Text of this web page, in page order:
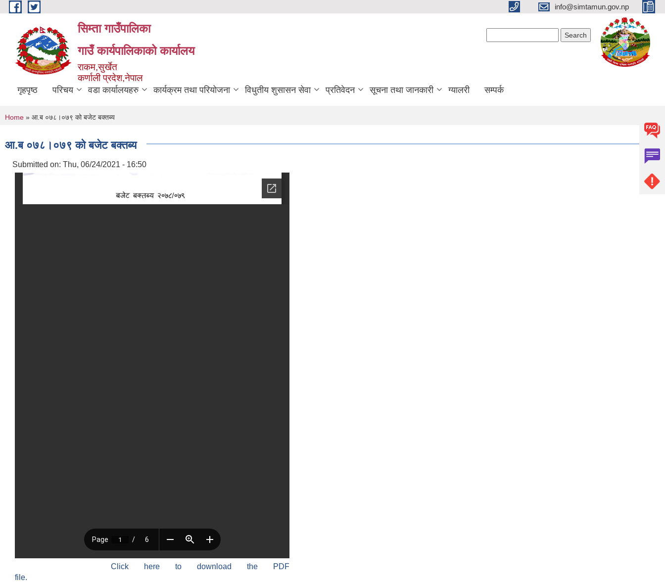
Skip to main content info@simtamun.gov.np
सिम्ता गाउँपालिका
गाउँ कार्यपालिकाको कार्यालय
राकम,सुर्खेत
कर्णाली प्रदेश,नेपाल
गृहपृष्ठ परिचय वडा कार्यालयहरु कार्यक्रम तथा परियोजना विधुतीय शुसासन सेवा प्रतिवेदन सूचना तथा जानकारी ग्यालरी सम्पर्क
You are here
Home » आ.ब ०७८।०७९ को बजेट बक्तब्य
आ.ब ०७८।०७९ को बजेट बक्तब्य
Submitted on: Thu, 06/24/2021 - 16:50
Click here to download the PDF
file.